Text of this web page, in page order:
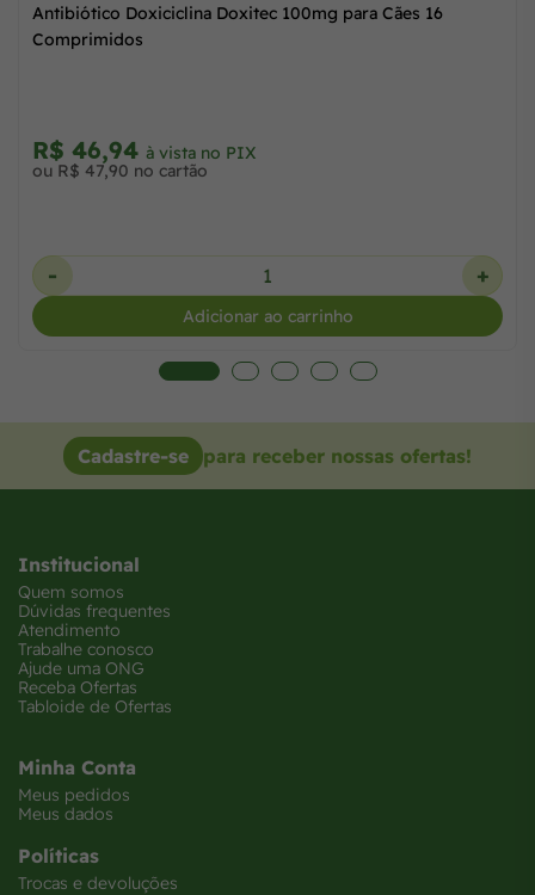
Antibiótico Doxiciclina Doxitec 100mg para Cães 16
Comprimidos
R$ 46,94 à vista no PIX
ou R$ 47,90 no cartão
- +
Adicionar ao carrinho
Cadastre-se para receber nossas ofertas!
Institucional
Quem somos
Dúvidas frequentes
Atendimento
Trabalhe conosco
Ajude uma ONG
Receba Ofertas
Tabloide de Ofertas
Minha Conta
Meus pedidos
Meus dados
Políticas
Trocas e devoluções